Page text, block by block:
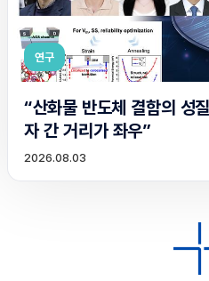
연구
“산화물 반도체 결함의 성
자 간 거리가 좌우”
2026.08.03